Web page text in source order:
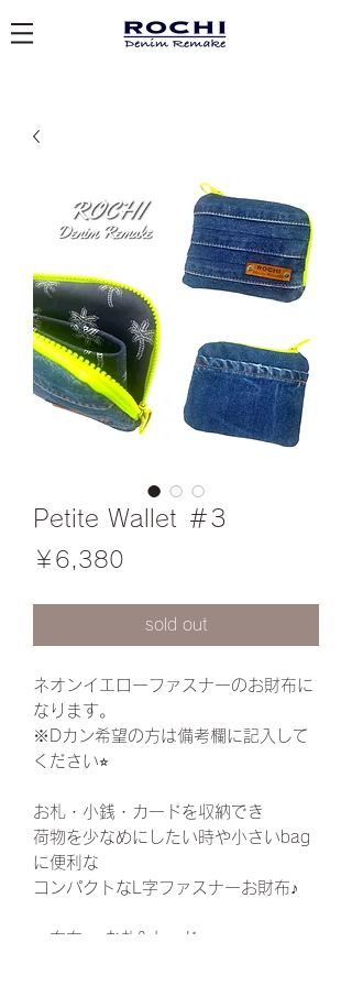
Petite Wallet ＃3
￥6,380
sold out
ネオンイエローファスナーのお財布に
なります。
※Dカン希望の方は備考欄に記入して
ください⭐︎
お札・小銭・カードを収納でき
荷物を少なめにしたい時や小さいbag
に便利な
コンパクトなL字ファスナーお財布♪
🔹右左 →お札&カード